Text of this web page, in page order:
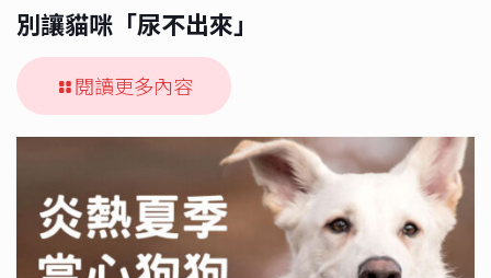
別讓貓咪「尿不出來」
閱讀更多內容